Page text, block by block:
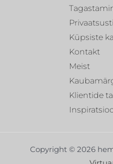
Küpsiste
Kontakt
Meist
Klientide
Copyright © 2026